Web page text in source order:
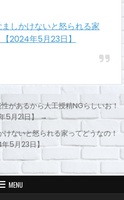
ましかけないと怒られる家
2024年5月23日】
があるから人工授精NGらしいお！
5月21日】 →
ないと怒られる家ってどうなの！
5月23日】
MENU